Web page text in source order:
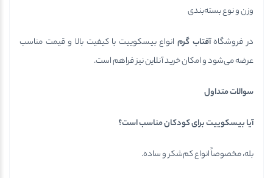
وزن و نوع بسته‌بندی
در فروشگاهآفتاب گرمانواع بیسکوییت با کیفیت بالا و قیمت مناسب
عرضه می‌شود و امکان خرید آنلاین نیز فراهم است.
سوالات متداول
آیا بیسکوییت برای کودکان مناسب است؟
بله، مخصوصاً انواع کم‌شکر و ساده.